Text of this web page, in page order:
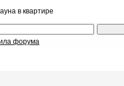
в квартире
форума